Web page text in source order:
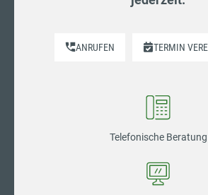
ANRUFEN TERMIN
Telefonische Beratung